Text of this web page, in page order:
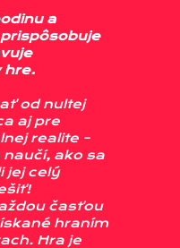
a
hre.
od nultej
aj pre
realite –
ako sa
jej celý
časťou
hraním
Hra je